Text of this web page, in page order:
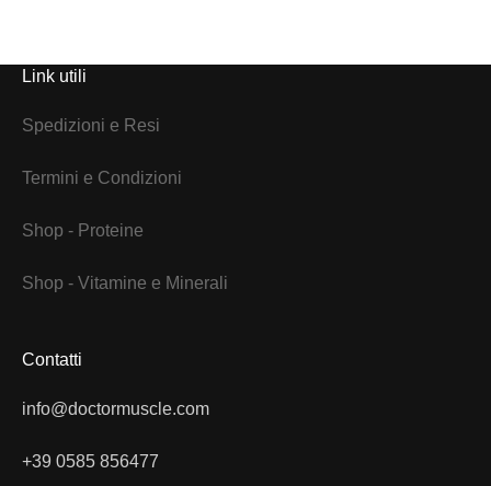
Link utili
Spedizioni e Resi
Termini e Condizioni
Shop - Proteine
Shop - Vitamine e Minerali
Contatti
info@doctormuscle.com
+39 0585 856477